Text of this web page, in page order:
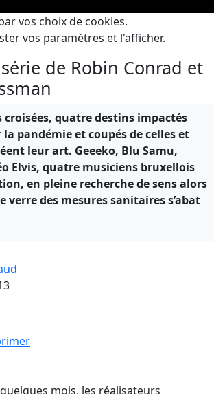
vos choix de cookies.
vos paramètres et l'afficher.
de Robin Conrad et
quatre destins impactés
pandémie et coupés de celles et
leur art. Geeeko, Blu Samu,
Elvis, quatre musiciens bruxellois
en pleine recherche de sens alors
verre des mesures sanitaires s’abat
mois, les réalisateurs